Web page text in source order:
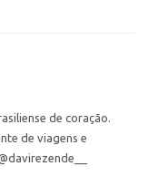
de coração.
de viagens e